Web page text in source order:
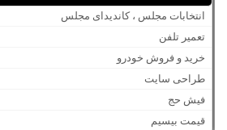
انتخابات مجلس ، کاندیدای مجلس
تعمیر تلفن
خرید و فروش خودرو
طراحی سایت
فیش حج
قیمت بیسیم